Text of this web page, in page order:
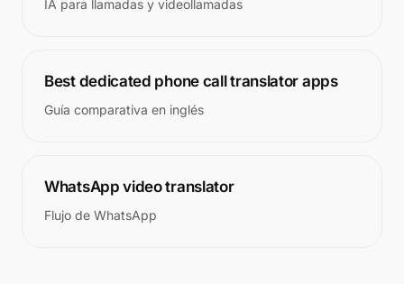
IA para llamadas y videollamadas
Best dedicated phone call translator apps
Guía comparativa en inglés
WhatsApp video translator
Flujo de WhatsApp